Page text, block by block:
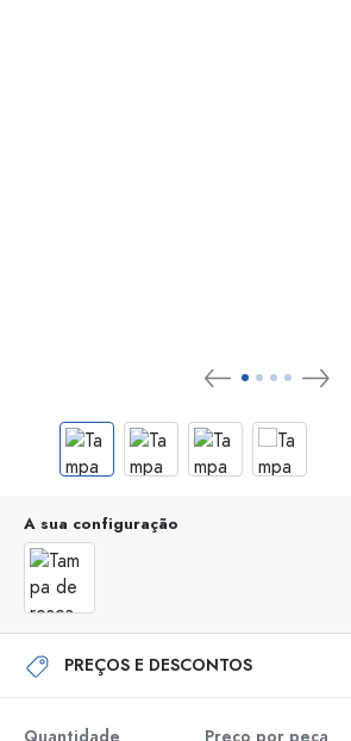
A sua configuração
PREÇOS E DESCONTOS